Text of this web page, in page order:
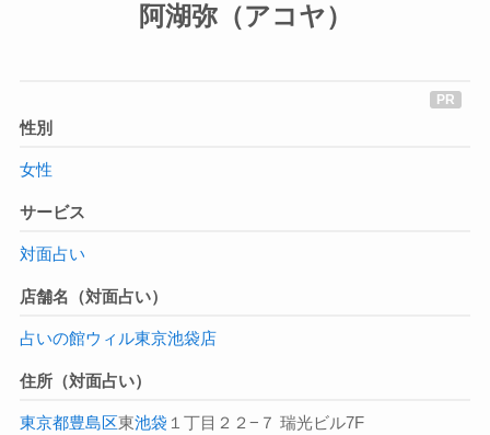
阿湖弥（アコヤ）
性別
女性
サービス
対面占い
店舗名（対面占い）
占いの館ウィル東京池袋店
住所（対面占い）
東京都豊島区東池袋 １丁目２２−７ 瑞光ビル7F